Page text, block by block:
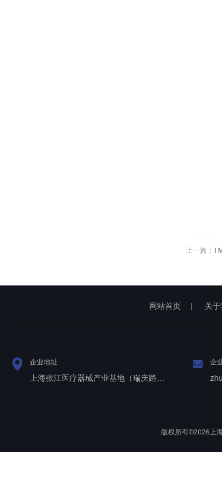
上一篇：
网站首页 关
企业地址
上海张江医疗器械产业基地（瑞庆路528号）
企
版权所有©2026